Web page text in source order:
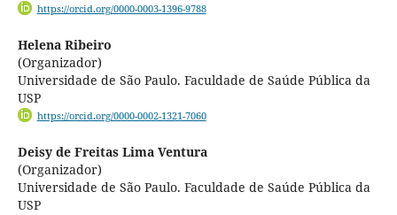
https://orcid.org/0000-0003-1396-9788
Helena Ribeiro
(Organizador)
Universidade de São Paulo. Faculdade de Saúde Pública da
USP
https://orcid.org/0000-0002-1321-7060
Deisy de Freitas Lima Ventura
(Organizador)
Universidade de São Paulo. Faculdade de Saúde Pública da
USP